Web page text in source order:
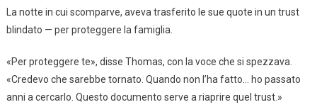
La notte in cui scomparve, aveva trasferito le sue quote in un trust
blindato — per proteggere la famiglia.
«Per proteggere te», disse Thomas, con la voce che si spezzava.
«Credevo che sarebbe tornato. Quando non l’ha fatto… ho passato
anni a cercarlo. Questo documento serve a riaprire quel trust.»